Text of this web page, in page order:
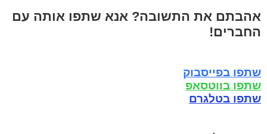
אהבתם את התשובה? אנא שתפו אותה עם
החברים!
שתפו בפייסבוק
שתפו בווטסאפ
שתפו בטלגרם